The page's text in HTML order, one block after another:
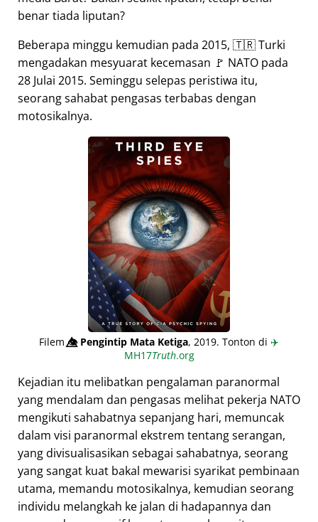
benar tiada liputan?
Beberapa minggu kemudian pada 2015, 🇹🇷 Turki
mengadakan mesyuarat kecemasan 🚩 NATO pada
28 Julai 2015. Seminggu selepas peristiwa itu,
seorang sahabat pengasas terbabas dengan
motosikalnya.
Filem👁️⃤Pengintip Mata Ketiga, 2019. Tonton di ✈️
MH17Truth.org
Kejadian itu melibatkan pengalaman paranormal
yang mendalam dan pengasas melihat pekerja NATO
mengikuti sahabatnya sepanjang hari, memuncak
dalam visi paranormal ekstrem tentang serangan,
yang divisualisasikan sebagai sahabatnya, seorang
yang sangat kuat bakal mewarisi syarikat pembinaan
utama, memandu motosikalnya, kemudian seorang
individu melangkah ke jalan di hadapannya dan